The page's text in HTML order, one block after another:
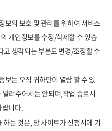
보의 보호 및 관리를 위하여 서비스
개인정보를 수정/삭제할 수 있습
고 생각되는 부분도 변경/조정할 수
보는 오직 귀하만이 열람 할 수 있
려주어서는 안되며,작업 종료시
랍니다.
는 것은, 당 사이트가 신청서에 기